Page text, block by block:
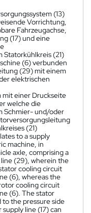
(13)
Vorrichtung,
Fahrzeugachse,
(17) und eine
Statorkühlkreis (21)
(6) verbunden
(29) mit einem
elektrischen
mit einer Druckseite
welche die
Schmier- und/oder
(21)
to a supply
machine, in
axle, comprising a
line (29), wherein the
cooling circuit
(6), whereas the
cooling circuit
(6). The stator
to the pressure side
line (17) can